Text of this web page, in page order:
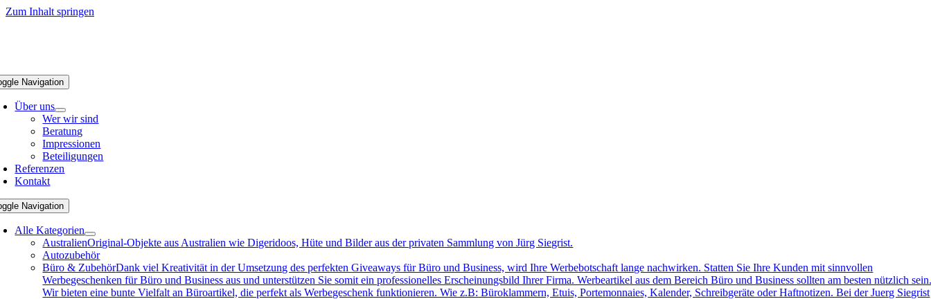
Zum Inhalt springen
Navigation
Über uns
Wer wir sind
Beratung
Impressionen
Beteiligungen
Referenzen
Kontakt
Navigation
Alle Kategorien
AustralienOriginal-Objekte aus Australien wie Digeridoos, Hüte und Bilder aus der privaten Sammlung von Jürg Siegrist.
Autozubehör
Büro & ZubehörDank viel Kreativität in der Umsetzung des perfekten Giveaways für Büro und Business, wird Ihre Werbebotschaft lange nachwirken. Statten Sie Ihre Kunden mit sinnvollen
Werbegeschenken für Büro und Business aus und unterstützen Sie somit ein professionelles Erscheinungsbild Ihrer Firma. Werbeartikel aus dem Bereich Büro und Business sollten am besten nützlich
Wir bieten eine bunte Vielfalt an Büroartikel, die perfekt als Werbegeschenk funktionieren. Wie z.B: Büroklammern, Etuis, Portemonnaies, Kalender, Schreibgeräte oder Haftnotizen. Bei der Juerg Siegrist